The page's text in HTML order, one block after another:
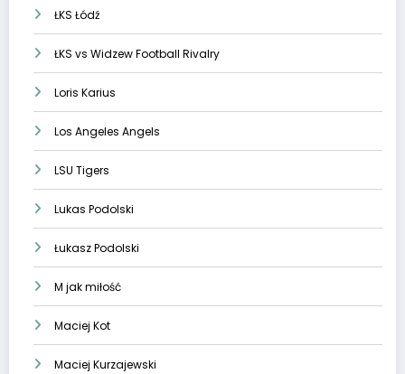
ŁKS Łódź
ŁKS vs Widzew Football Rivalry
Loris Karius
Los Angeles Angels
LSU Tigers
Lukas Podolski
Łukasz Podolski
M jak miłość
Maciej Kot
Maciej Kurzajewski